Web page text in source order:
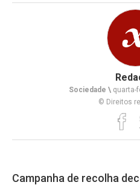
Sociedade \quarta-
© Direitos
Campanha de recolha